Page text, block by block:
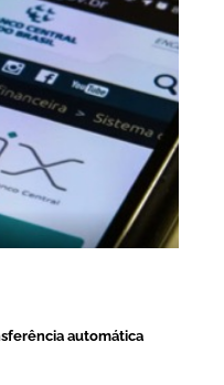
automática